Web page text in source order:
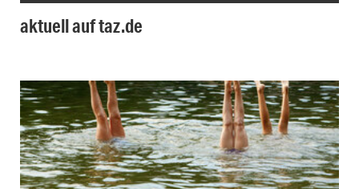
aktuell auf taz.de